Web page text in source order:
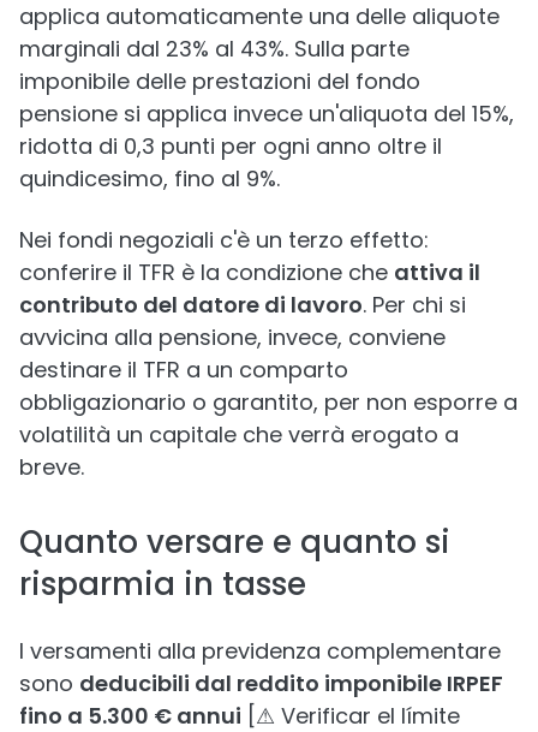
applica automaticamente una delle aliquote
marginali dal 23% al 43%. Sulla parte
imponibile delle prestazioni del fondo
pensione si applica invece un'aliquota del 15%,
ridotta di 0,3 punti per ogni anno oltre il
quindicesimo, fino al 9%.
Nei fondi negoziali c'è un terzo effetto:
conferire il TFR è la condizione che attiva il
contributo del datore di lavoro. Per chi si
avvicina alla pensione, invece, conviene
destinare il TFR a un comparto
obbligazionario o garantito, per non esporre a
volatilità un capitale che verrà erogato a
breve.
Quanto versare e quanto si
risparmia in tasse
I versamenti alla previdenza complementare
sono deducibili dal reddito imponibile IRPEF
fino a 5.300 € annui [⚠ Verificar el límite